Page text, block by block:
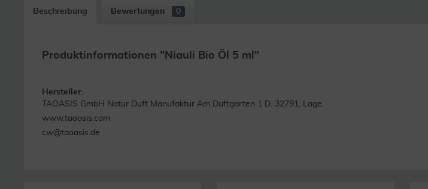
Beschreibung Bewertungen 0
Produktinformationen "Niauli Bio Öl 5 ml"
Hersteller:
TAOASIS GmbH Natur Duft Manufaktur Am Duftgarten 1 D. 32791, Lage
www.taoasis.com
cw@taoasis.de